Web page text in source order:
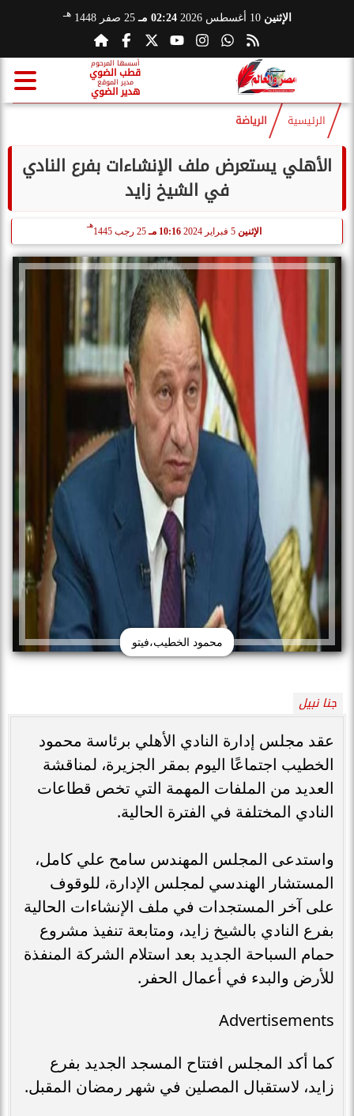
الإثنين 10 أغسطس 2026 02:24 مـ 25 صفر 1448 هـ
أسسها المرحوم
قطب الضوي
مدير الموقع
هدير الضوي
الرئيسية الرياضة
الأهلي يستعرض ملف الإنشاءات بفرع النادي
في الشيخ زايد
الإثنين 5 فبراير 2024 10:16 مـ 25 رجب 1445
هـ
محمود الخطيب،فيتو
جنا نبيل
عقد مجلس إدارة النادي الأهلي برئاسة محمود
الخطيب اجتماعًا اليوم بمقر الجزيرة، لمناقشة
العديد من الملفات المهمة التي تخص قطاعات
النادي المختلفة في الفترة الحالية.
واستدعى المجلس المهندس سامح علي كامل،
المستشار الهندسي لمجلس الإدارة، للوقوف
على آخر المستجدات في ملف الإنشاءات الحالية
بفرع النادي بالشيخ زايد، ومتابعة تنفيذ مشروع
حمام السباحة الجديد بعد استلام الشركة المنفذة
للأرض والبدء في أعمال الحفر.
Advertisements
كما أكد المجلس افتتاح المسجد الجديد بفرع
زايد، لاستقبال المصلين في شهر رمضان المقبل.